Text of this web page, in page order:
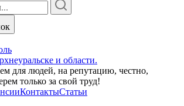
и области.
для людей, на репутацию, честно,
только за свой труд!
КонтактыСтатьи